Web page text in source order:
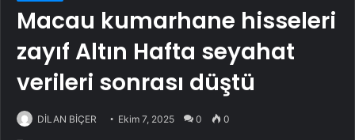
Macau kumarhane hisseleri
zayıf Altın Hafta seyahat
verileri sonrası düştü
DİLAN BİÇER Ekim 7, 2025 0 0